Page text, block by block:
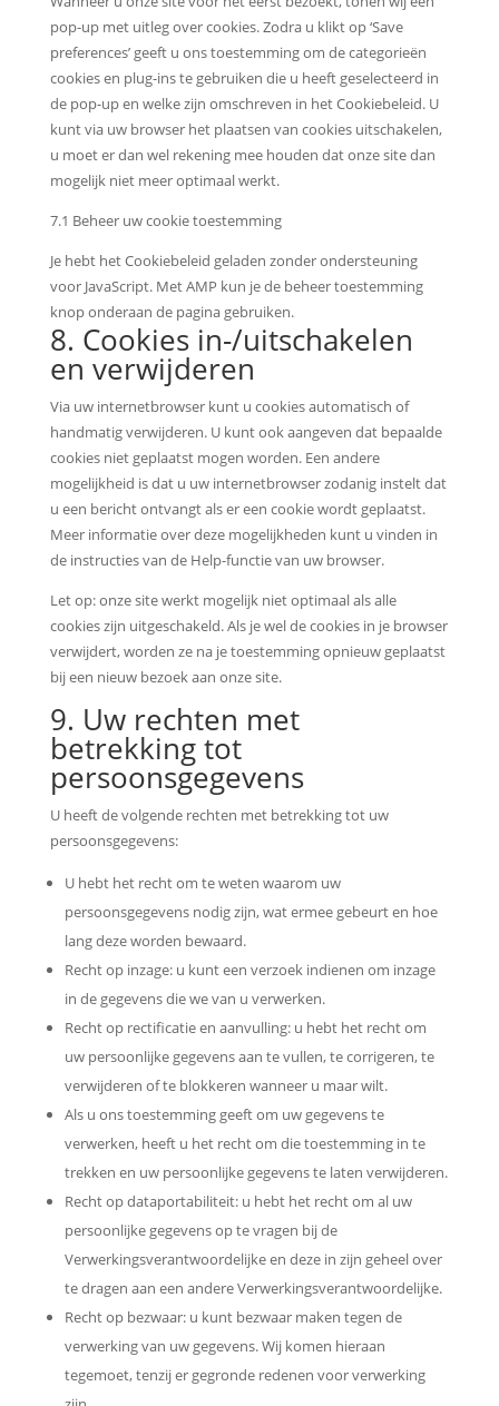
service
diversen
pop-up met uitleg over cookies. Zodra u klikt op ‘Save
preferences’ geeft u ons toestemming om de categorieën
cookies en plug-ins te gebruiken die u heeft geselecteerd in
de pop-up en welke zijn omschreven in het Cookiebeleid. U
kunt via uw browser het plaatsen van cookies uitschakelen,
u moet er dan wel rekening mee houden dat onze site dan
mogelijk niet meer optimaal werkt.
7.1 Beheer uw cookie toestemming
Je hebt het Cookiebeleid geladen zonder ondersteuning
voor JavaScript. Met AMP kun je de beheer toestemming
knop onderaan de pagina gebruiken.
8. Cookies in-/uitschakelen
en verwijderen
Via uw internetbrowser kunt u cookies automatisch of
handmatig verwijderen. U kunt ook aangeven dat bepaalde
cookies niet geplaatst mogen worden. Een andere
mogelijkheid is dat u uw internetbrowser zodanig instelt dat
u een bericht ontvangt als er een cookie wordt geplaatst.
Meer informatie over deze mogelijkheden kunt u vinden in
de instructies van de Help-functie van uw browser.
Let op: onze site werkt mogelijk niet optimaal als alle
cookies zijn uitgeschakeld. Als je wel de cookies in je browser
verwijdert, worden ze na je toestemming opnieuw geplaatst
bij een nieuw bezoek aan onze site.
9. Uw rechten met
betrekking tot
persoonsgegevens
U heeft de volgende rechten met betrekking tot uw
persoonsgegevens:
U hebt het recht om te weten waarom uw
persoonsgegevens nodig zijn, wat ermee gebeurt en hoe
lang deze worden bewaard.
Recht op inzage: u kunt een verzoek indienen om inzage
in de gegevens die we van u verwerken.
Recht op rectificatie en aanvulling: u hebt het recht om
uw persoonlijke gegevens aan te vullen, te corrigeren, te
verwijderen of te blokkeren wanneer u maar wilt.
Als u ons toestemming geeft om uw gegevens te
verwerken, heeft u het recht om die toestemming in te
trekken en uw persoonlijke gegevens te laten verwijderen.
Recht op dataportabiliteit: u hebt het recht om al uw
persoonlijke gegevens op te vragen bij de
Verwerkingsverantwoordelijke en deze in zijn geheel over
te dragen aan een andere Verwerkingsverantwoordelijke.
Recht op bezwaar: u kunt bezwaar maken tegen de
verwerking van uw gegevens. Wij komen hieraan
tegemoet, tenzij er gegronde redenen voor verwerking